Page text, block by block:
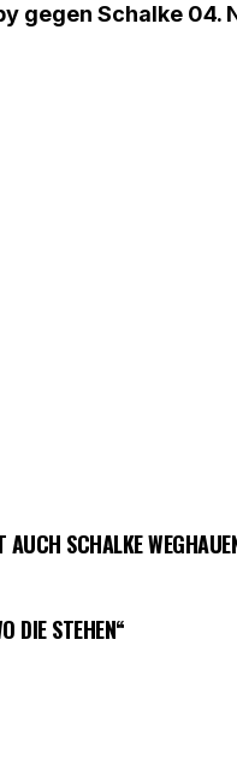
gegen Schalke 04.
AUCH SCHALKE
DIE STEHEN“